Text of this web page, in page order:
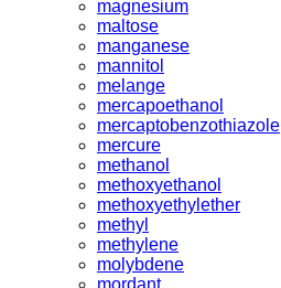
magnesium
maltose
manganese
mannitol
melange
mercapoethanol
mercaptobenzothiazole
mercure
methanol
methoxyethanol
methoxyethylether
methyl
methylene
molybdene
mordant